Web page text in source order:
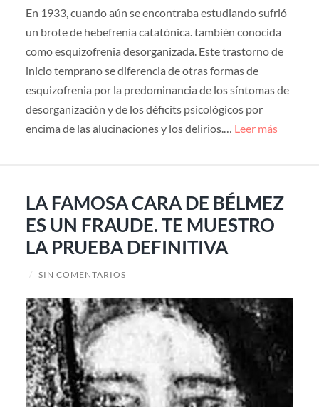
En 1933, cuando aún se encontraba estudiando sufrió
un brote de hebefrenia catatónica. también conocida
como esquizofrenia desorganizada. Este trastorno de
inicio temprano se diferencia de otras formas de
esquizofrenia por la predominancia de los síntomas de
desorganización y de los déficits psicológicos por
encima de las alucinaciones y los delirios.… Leer más
LA FAMOSA CARA DE BÉLMEZ
ES UN FRAUDE. TE MUESTRO
LA PRUEBA DEFINITIVA
/ SIN COMENTARIOS